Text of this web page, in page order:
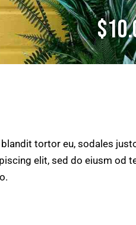
tortor eu, sodales
elit, sed do eiusm od